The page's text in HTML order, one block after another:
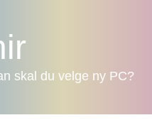
skal du velge ny PC?